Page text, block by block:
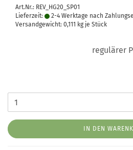
Art.Nr.: REV_HG20_SP01
Lieferzeit:
2-4 Werktage nach
Versandgewicht: 0,111 kg je Stück
regulärer
IN DEN